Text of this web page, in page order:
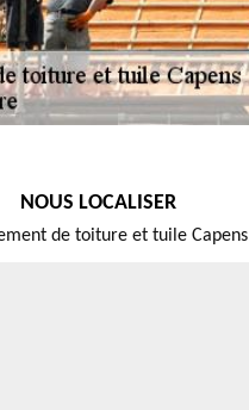
NOUS LOCALISER
de toiture et tuile Capens